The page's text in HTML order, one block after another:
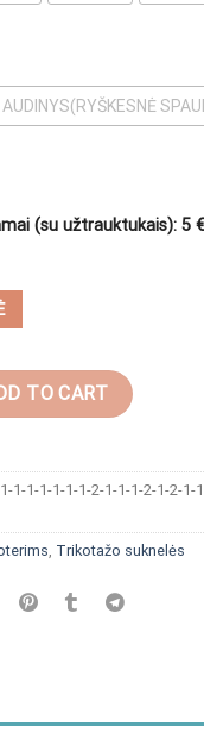
(su užtrauktukais): 5 €
kaklu "Žalia
TO CART
1-1-1-1-1-1-2-1-1-1-2-1-2-1-
, Trikotažo suknelės